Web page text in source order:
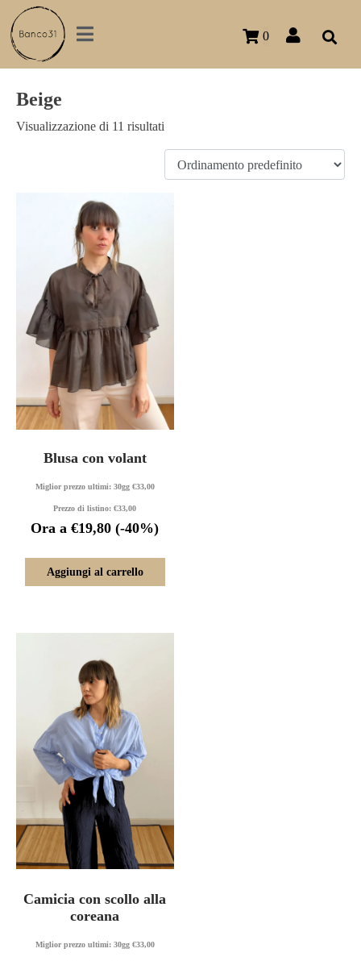
0
Beige
Visualizzazione di 11 risultati
Blusa con volant
Miglior prezzo ultimi: 30gg €33,00
Prezzo di listino:€33,00
Ora a €19,80 (-40%)
Aggiungi al carrello
Camicia con scollo alla
coreana
Miglior prezzo ultimi: 30gg €33,00